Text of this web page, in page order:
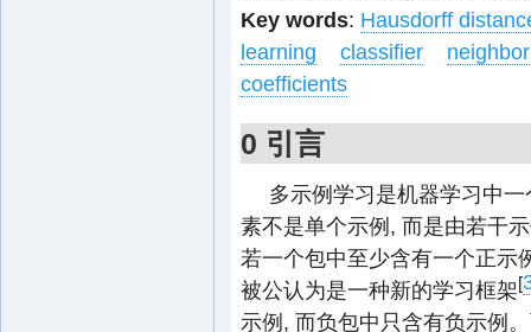
Key words: Hausdorff
learning
classifier
coefficients
0 引言
多示例学习是机器学习中
素不是单个示例, 而是由若干
若一个包中至少含有一个正示
被公认为是一种新的学习框架[
示例, 而负包中只含有负示例